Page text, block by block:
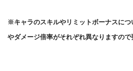
※キャラのスキルやリミットボーナスに
やダメージ倍率がそれぞれ異なりますので